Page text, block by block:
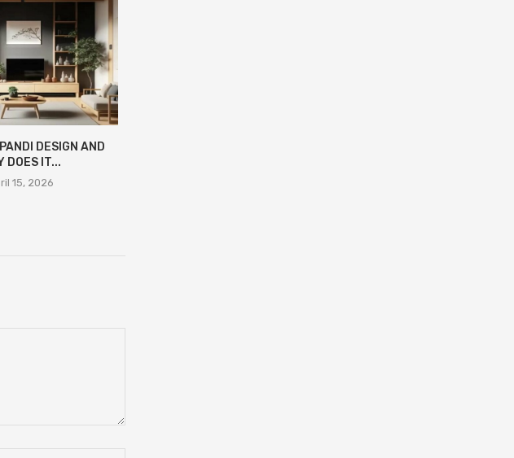
DESIGN AND
DOES IT...
15, 2026